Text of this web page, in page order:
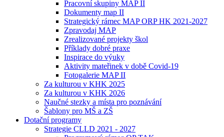
Pracovní skupiny MAP II
Dokumenty map II
Strategický rámec MAP ORP HK 2021-2027
Zpravodaj MAP
Zrealizované projekty škol
Příklady dobré praxe
Inspirace do výuky
Aktivity mateřinek v době Covid-19
Fotogalerie MAP II
Za kulturou v KHK 2025
Za kulturou v KHK 2026
Naučné stezky a místa pro poznávání
Šablony pro MŠ a ZŠ
Dotační programy
Strategie CLLD 2021 - 2027